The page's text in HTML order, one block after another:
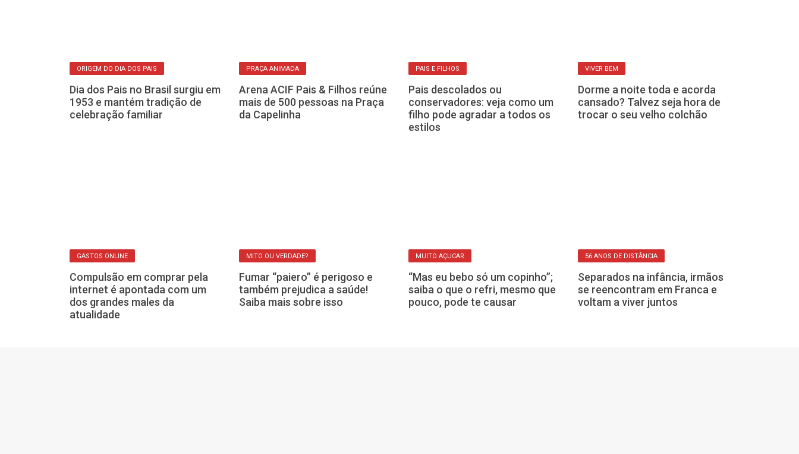
ORIGEM DO DIA DOS PAIS
Dia dos Pais no Brasil surgiu em
1953 e mantém tradição de
celebração familiar
PRAÇA ANIMADA
Arena ACIF Pais & Filhos reúne
mais de 500 pessoas na Praça
da Capelinha
PAIS E FILHOS
Pais descolados ou
conservadores: veja como um
filho pode agradar a todos os
estilos
VIVER BEM
Dorme a noite toda e acorda
cansado? Talvez seja hora de
trocar o seu velho colchão
GASTOS ONLINE
Compulsão em comprar pela
internet é apontada com um
dos grandes males da
atualidade
MITO OU VERDADE?
Fumar “paiero” é perigoso e
também prejudica a saúde!
Saiba mais sobre isso
MUITO AÇUCAR
“Mas eu bebo só um copinho”;
saiba o que o refri, mesmo que
pouco, pode te causar
56 ANOS DE DISTÂNCIA
Separados na infância, irmãos
se reencontram em Franca e
voltam a viver juntos